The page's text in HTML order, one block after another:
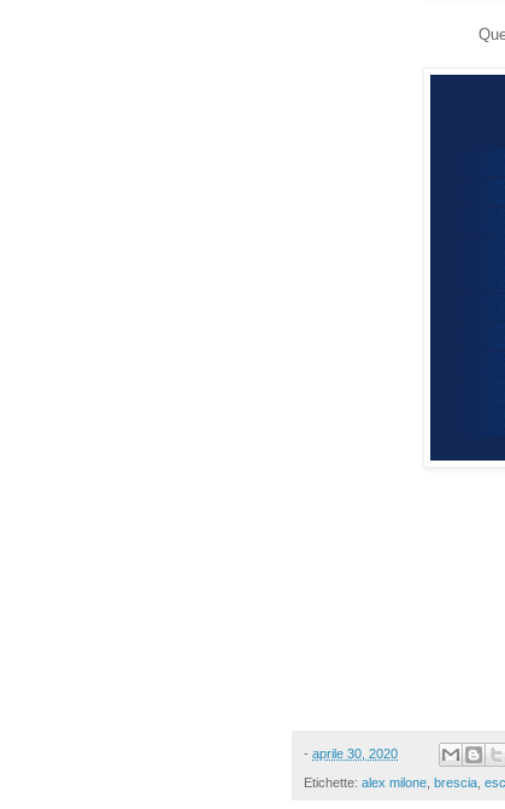
- aprile 30, 2020
Etichette: alex milone brescia